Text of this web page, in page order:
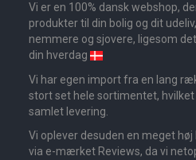
Vi er en 100% dansk webshop,
produkter til din bolig og dit
nemmere og sjovere, ligesom
din hverdag
Vi har egen import fra en lang
stort set hele sortimentet, hvilket
samlet levering.
Vi oplever desuden en meget
via e-mærket Reviews, da vi